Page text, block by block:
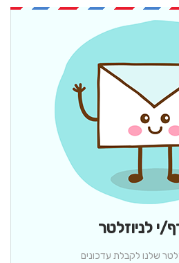
י לניוזלטר
שלנו לקבלת עדכונים